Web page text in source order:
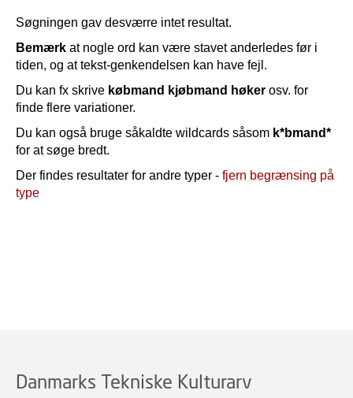
Søgningen gav desværre intet resultat.
Bemærk at nogle ord kan være stavet anderledes før i
tiden, og at tekst-genkendelsen kan have fejl.
Du kan fx skrive købmand kjøbmand høker osv. for
finde flere variationer.
Du kan også bruge såkaldte wildcards såsom k*bmand*
for at søge bredt.
Der findes resultater for andre typer - fjern begrænsing på
type
Danmarks Tekniske Kulturarv